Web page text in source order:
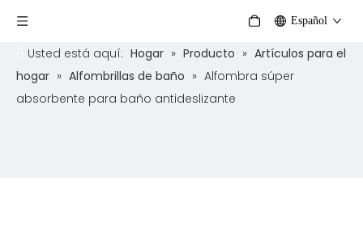
Español
Usted está aquí: Hogar » Producto » Artículos para el
hogar » Alfombrillas de baño » Alfombra súper
absorbente para baño antideslizante